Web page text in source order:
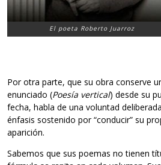
El poeta Roberto Juarroz
Por otra parte, que su obra conserve
enunciado (Poesía vertical) desde su
fecha, habla de una voluntad
énfasis sostenido por “conducir” su
aparición.
Sabemos que sus poemas no tienen